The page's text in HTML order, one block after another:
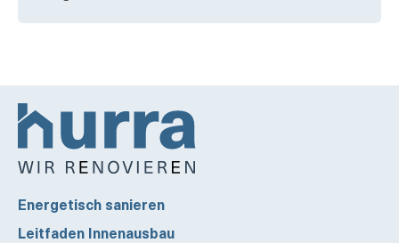
Energetisch sanieren
Leitfaden Innenausbau